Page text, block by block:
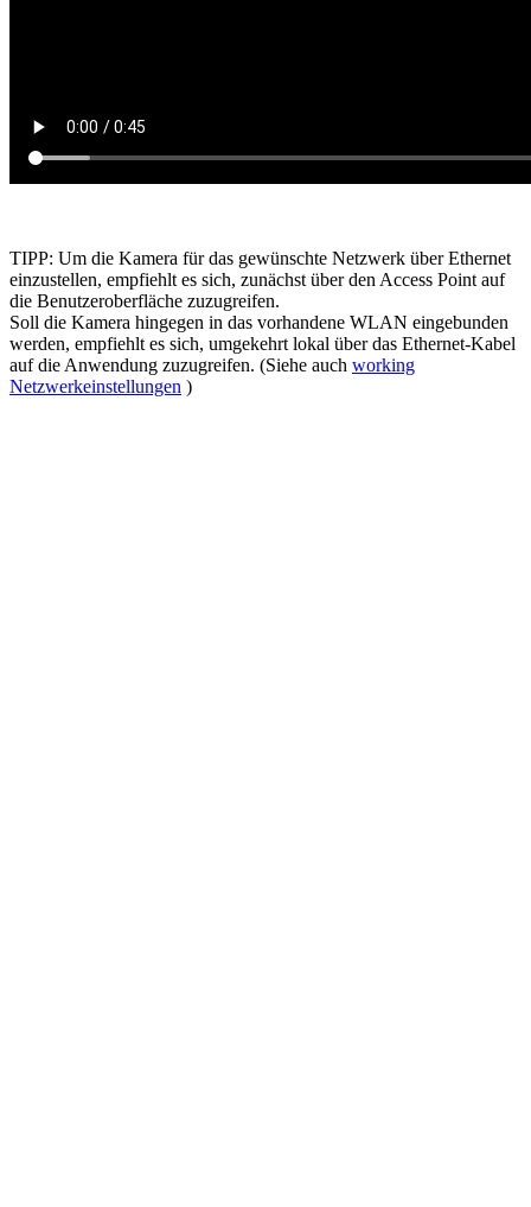
TIPP: Um die Kamera für das gewünschte Netzwerk über Ethernet
einzustellen, empfiehlt es sich, zunächst über den Access Point auf
die Benutzeroberfläche zuzugreifen.
Soll die Kamera hingegen in das vorhandene WLAN eingebunden
werden, empfiehlt es sich, umgekehrt lokal über das Ethernet-Kabel
auf die Anwendung zuzugreifen. (Siehe auch working
Netzwerkeinstellungen )